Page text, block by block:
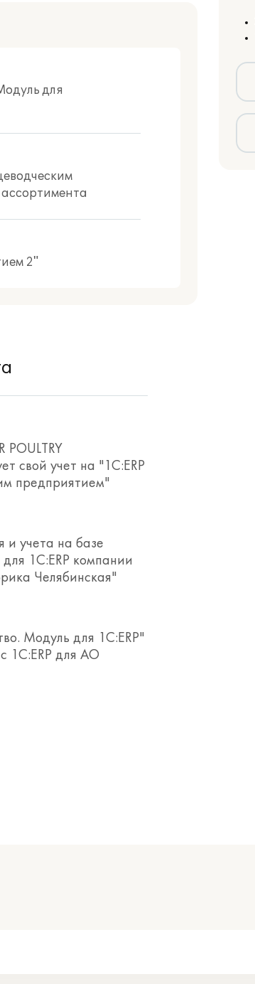
для
2"
POULTRY
свой учет на "1С:ERP
предприятием"
и учета на базе
1С:ERP компании
Челябинская"
Модуль для 1С:ERP"
1С:ERP для АО